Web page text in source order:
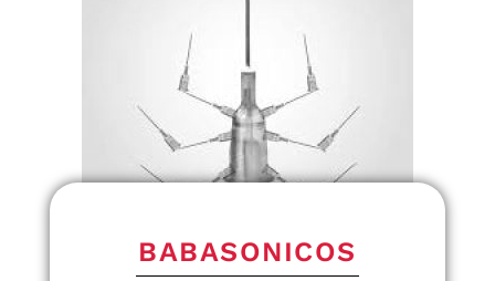
BABASONICOS